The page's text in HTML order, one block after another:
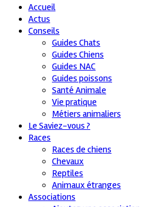
Accueil
Actus
Conseils
Guides Chats
Guides Chiens
Guides NAC
Guides poissons
Santé Animale
Vie pratique
Métiers animaliers
Le Saviez-vous ?
Races
Races de chiens
Chevaux
Reptiles
Animaux étranges
Associations